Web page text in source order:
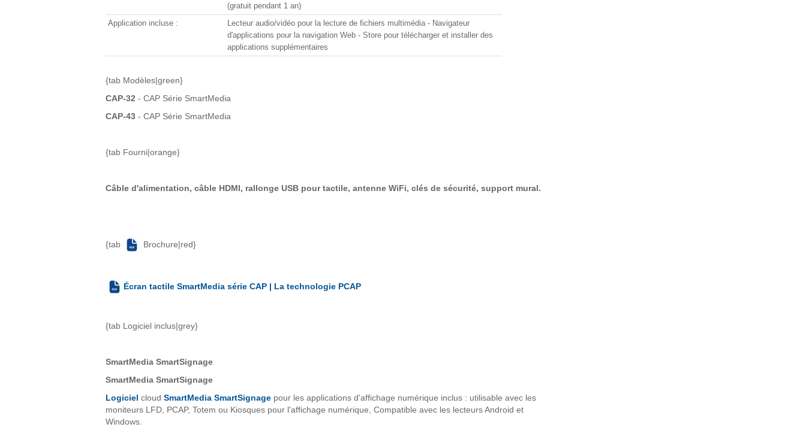
(gratuit pendant 1 an)
Application incluse :
Lecteur audio/vidéo pour la lecture de fichiers multimédia - Navigateur
d'applications pour la navigation Web - Store pour télécharger et installer des
applications supplémentaires
{tab Modèles|green}
CAP-32 - CAP Série SmartMedia
CAP-43 - CAP Série SmartMedia
{tab Fourni|orange}
Câble d'alimentation, câble HDMI, rallonge USB pour tactile, antenne WiFi, clés de sécurité, support mural.
{tab Brochure|red}
Écran tactile SmartMedia série CAP | La technologie PCAP
{tab Logiciel inclus|grey}
SmartMedia SmartSignage
SmartMedia SmartSignage
Logiciel cloudSmartMedia SmartSignage pour les applications d'affichage numérique inclus : utilisable avec les
moniteurs LFD, PCAP, Totem ou Kiosques pour l'affichage numérique, Compatible avec les lecteurs Android et
Windows.